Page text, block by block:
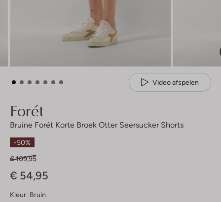
Video afspelen
Forét
Bruine Forét Korte Broek Otter Seersucker Shorts
-50%
€ 109,95
€ 54,95
Kleur: Bruin